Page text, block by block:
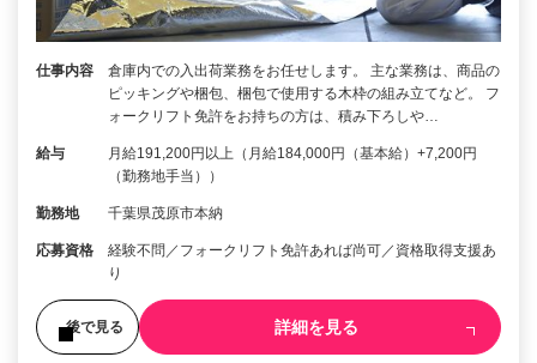
仕事内容
倉庫内での入出荷業務をお任せします。 主な業務は、商品の
ピッキングや梱包、梱包で使用する木枠の組み立てなど。 フ
ォークリフト免許をお持ちの方は、積み下ろしや…
給与
月給191,200円以上（月給184,000円（基本給）+7,200円
（勤務地手当））
勤務地 千葉県茂原市本納
応募資格
経験不問／フォークリフト免許あれば尚可／資格取得支援あ
り
後で見る 詳細を見る